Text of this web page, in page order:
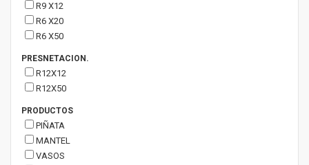
R9 X12
R6 X20
R6 X50
PRESNETACION.
R12X12
R12X50
PRODUCTOS
PIÑATA
MANTEL
VASOS